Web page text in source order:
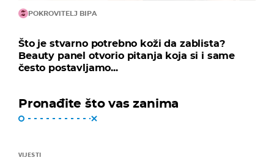
POKROVITELJ BIPA
Što je stvarno potrebno koži da zablista?
Beauty panel otvorio pitanja koja si i same
često postavljamo...
Pronađite što vas zanima
VIJESTI